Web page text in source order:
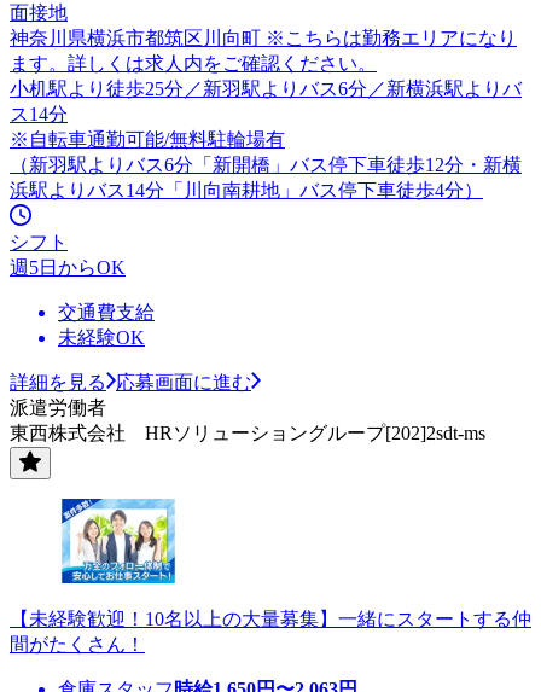
面接地
神奈川県横浜市都筑区川向町 ※こちらは勤務エリアになり
ます。詳しくは求人内をご確認ください。
小机駅より徒歩25分／新羽駅よりバス6分／新横浜駅よりバ
ス14分
※自転車通勤可能/無料駐輪場有
（新羽駅よりバス6分「新開橋」バス停下車徒歩12分・新横
浜駅よりバス14分「川向南耕地」バス停下車徒歩4分）
シフト
週5日からOK
交通費支給
未経験OK
詳細を見る
応募画面に進む
派遣労働者
東西株式会社 HRソリューショングループ[202]2sdt-ms
【未経験歓迎！10名以上の大量募集】一緒にスタートする仲
間がたくさん！